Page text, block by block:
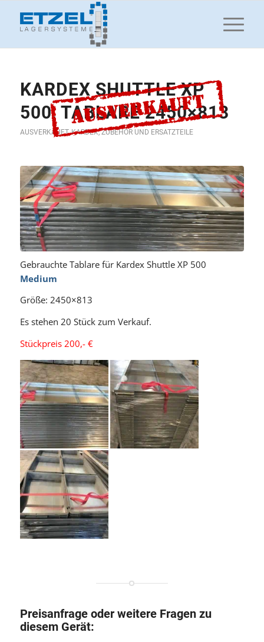
KARDEX SHUTTLE XP
500, TABLARE 2450×813
AUSVERKAUFT,KARDEX,ZUBEHÖR UND ERSATZTEILE
Gebrauchte Tablare für Kardex Shuttle XP 500
Medium
Größe: 2450×813
Es stehen 20 Stück zum Verkauf.
Stückpreis 200,- €
Preisanfrage oder weitere Fragen zu
diesem Gerät: